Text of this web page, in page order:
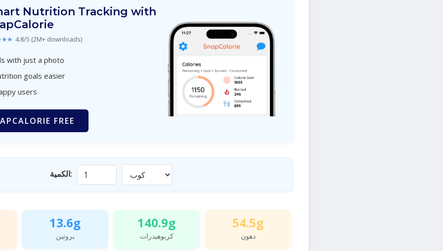
Nutrition Tracking with
4.8/5 (2M+ downloads)
with just a photo
goals easier
users
FREE
الكمية:
13.6g
بروتين
140.9g
كربوهيدرات
54.5g
دهون